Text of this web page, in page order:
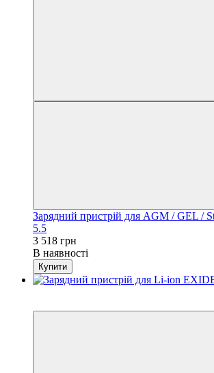
Зарядний пристрій для AGM / GEL /
5.5
3 518 грн
В наявності
Купити